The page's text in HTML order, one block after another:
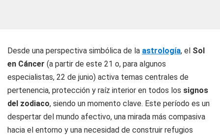
Desde una perspectiva simbólica de la astrología, el Sol
en Cáncer (a partir de este 21 o, para algunos
especialistas, 22 de junio) activa temas centrales de
pertenencia, protección y raíz interior en todos los signos
del zodiaco, siendo un momento clave. Este período es un
despertar del mundo afectivo, una mirada más compasiva
hacia el entorno y una necesidad de construir refugios